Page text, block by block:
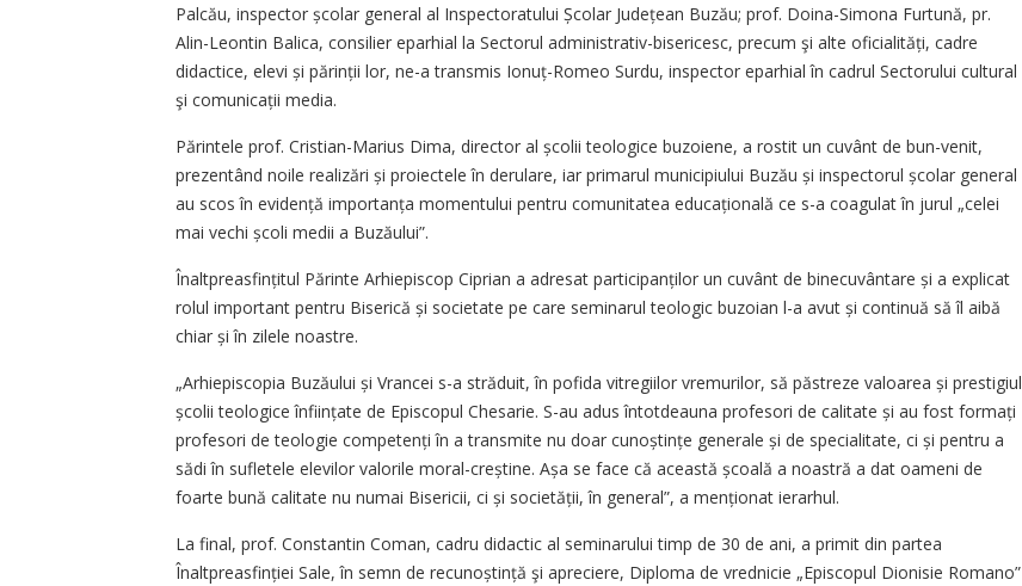
Palcău, inspector școlar general al Inspectoratului Școlar Județean Buzău; prof. Doina-Simona Furtună, pr.
Alin-Leontin Balica, consilier eparhial la Sectorul administrativ-bisericesc, precum şi alte oficialități, cadre
didactice, elevi și părinții lor, ne-a transmis Ionuț-Romeo Surdu, inspector eparhial în cadrul Sectorului cultural
şi comunicații media.
Părintele prof. Cristian-Marius Dima, director al școlii teologice buzoiene, a rostit un cuvânt de bun-venit,
prezentând noile realizări și proiectele în derulare, iar primarul municipiului Buzău și inspectorul școlar general
au scos în evidență importanța momentului pentru comunitatea educațională ce s-a coagulat în jurul „celei
mai vechi școli medii a Buzăului”.
Înaltpreasfințitul Părinte Arhiepiscop Ciprian a adresat participanților un cuvânt de binecuvântare și a explicat
rolul important pentru Biserică și societate pe care seminarul teologic buzoian l-a avut și continuă să îl aibă
chiar și în zilele noastre.
„Arhiepiscopia Buzăului și Vrancei s-a străduit, în pofida vitregiilor vremurilor, să păstreze valoarea și prestigiul
școlii teologice înființate de Episcopul Chesarie. S-au adus întotdeauna profesori de calitate și au fost formați
profesori de teologie competenți în a transmite nu doar cunoștințe generale și de specialitate, ci și pentru a
sădi în sufletele elevilor valorile mo­ral-creștine. Așa se face că această școală a noastră a dat oameni de
foarte bună calitate nu numai Bisericii, ci și societății, în general”, a menționat ierarhul.
La final, prof. Constantin Coman, cadru didactic al seminarului timp de 30 de ani, a primit din partea
Înaltpreasfinției Sale, în semn de recunoștință şi apreciere, Diploma de vrednicie „Episcopul Dionisie Romano”